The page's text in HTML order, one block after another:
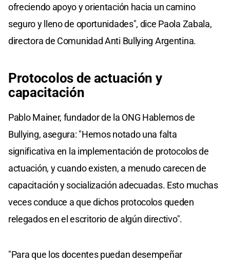
ofreciendo apoyo y orientación hacia un camino
seguro y lleno de oportunidades", dice Paola Zabala,
directora de Comunidad Anti Bullying Argentina.
Protocolos de actuación y
capacitación
Pablo Mainer, fundador de la ONG Hablemos de
Bullying, asegura: "Hemos notado una falta
significativa en la implementación de protocolos de
actuación, y cuando existen, a menudo carecen de
capacitación y socialización adecuadas. Esto muchas
veces conduce a que dichos protocolos queden
relegados en el escritorio de algún directivo".
"Para que los docentes puedan desempeñar